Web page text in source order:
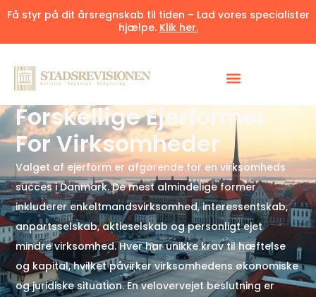
Få styr på dit årsregnskab til tiden – Lad vores specialister
hjælpe. Klik her.
Forskellige Ejerformer
For Virksomheder
Valget af ejerform er afgørende for en virksomheds
succes i Danmark. De mest almindelige former
inkluderer enkeltmandsvirksomhed, interessentskab,
anpartsselskab, aktieselskab og personligt ejet
mindre virksomhed. Hver har unikke krav til hæftelse
og kapital, hvilket påvirker virksomhedens økonomiske
og juridiske situation. En velovervejet beslutning er